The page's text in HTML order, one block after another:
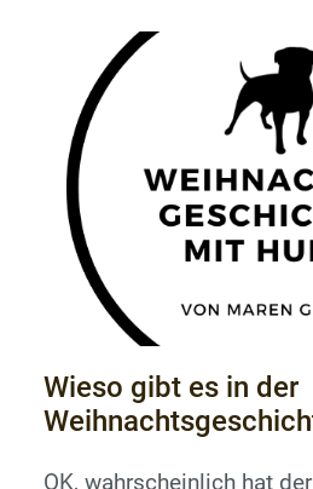
dem Leben umzugehen
Menschen brauchen
sozialen Interaktion und
Gruppe...
Wieso gibt es in der
OK, wahrscheinlich hat